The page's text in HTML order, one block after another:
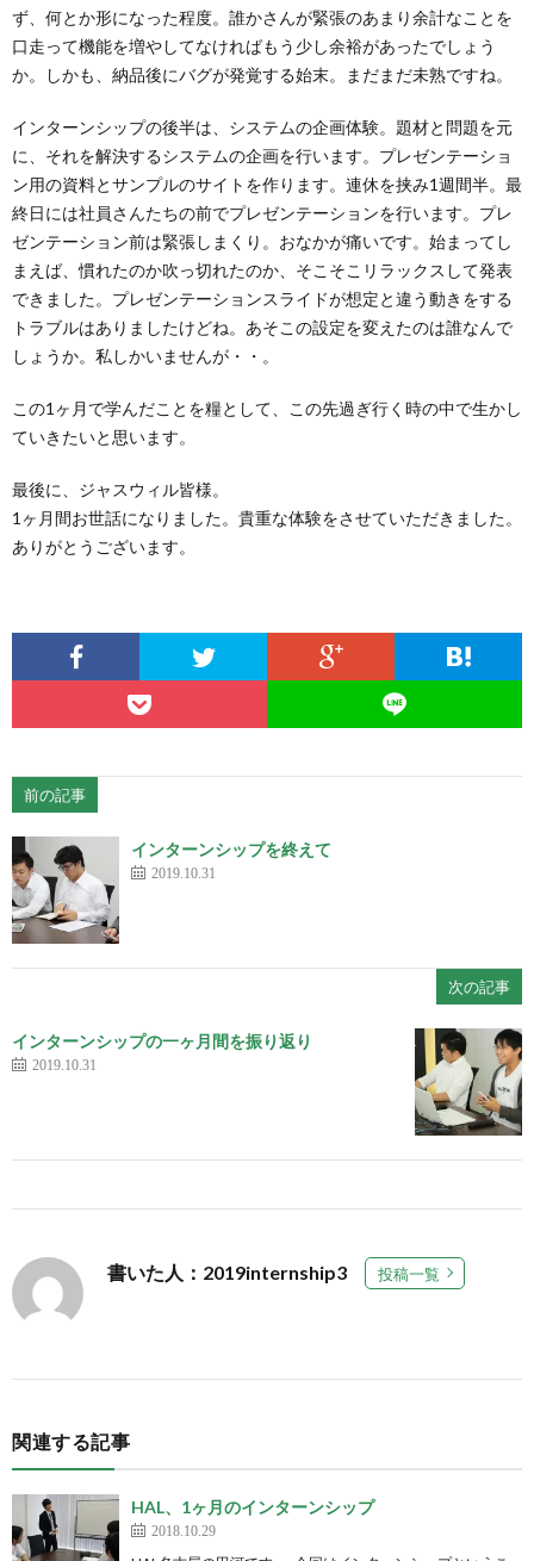
ず、何とか形になった程度。誰かさんが緊張のあまり余計なことを
口走って機能を増やしてなければもう少し余裕があったでしょう
か。しかも、納品後にバグが発覚する始末。まだまだ未熟ですね。
インターンシップの後半は、システムの企画体験。題材と問題を元
に、それを解決するシステムの企画を行います。プレゼンテーショ
ン用の資料とサンプルのサイトを作ります。連休を挟み1週間半。最
終日には社員さんたちの前でプレゼンテーションを行います。プレ
ゼンテーション前は緊張しまくり。おなかが痛いです。始まってし
まえば、慣れたのか吹っ切れたのか、そこそこリラックスして発表
できました。プレゼンテーションスライドが想定と違う動きをする
トラブルはありましたけどね。あそこの設定を変えたのは誰なんで
しょうか。私しかいませんが・・。
この1ヶ月で学んだことを糧として、この先過ぎ行く時の中で生かし
ていきたいと思います。
最後に、ジャスウィル皆様。
1ヶ月間お世話になりました。貴重な体験をさせていただきました。
ありがとうございます。
前の記事
インターンシップを終えて
2019.10.31
次の記事
インターンシップの一ヶ月間を振り返り
2019.10.31
書いた人：2019internship3 投稿一覧
関連する記事
HAL、1ヶ月のインターンシップ
2018.10.29